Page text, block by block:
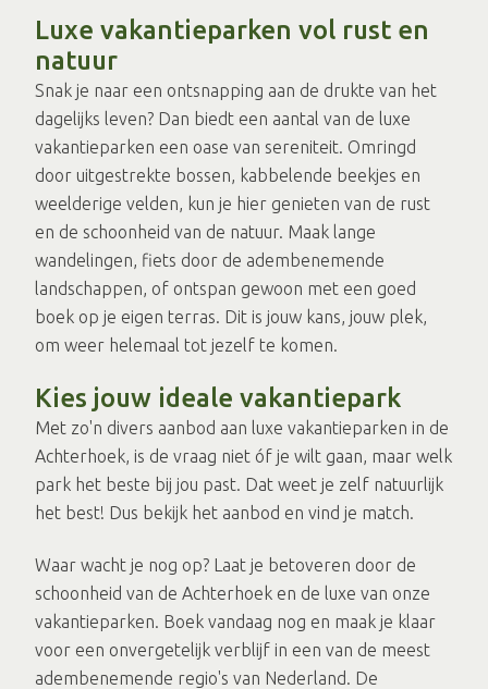
Luxe vakantieparken vol rust en
natuur
Snak je naar een ontsnapping aan de drukte van het
dagelijks leven? Dan biedt een aantal van de luxe
vakantieparken een oase van sereniteit. Omringd
door uitgestrekte bossen, kabbelende beekjes en
weelderige velden, kun je hier genieten van de rust
en de schoonheid van de natuur. Maak lange
wandelingen, fiets door de adembenemende
landschappen, of ontspan gewoon met een goed
boek op je eigen terras. Dit is jouw kans, jouw plek,
om weer helemaal tot jezelf te komen.
Kies jouw ideale vakantiepark
Met zo'n divers aanbod aan luxe vakantieparken in de
Achterhoek, is de vraag niet óf je wilt gaan, maar welk
park het beste bij jou past. Dat weet je zelf natuurlijk
het best! Dus bekijk het aanbod en vind je match.
Waar wacht je nog op? Laat je betoveren door de
schoonheid van de Achterhoek en de luxe van onze
vakantieparken. Boek vandaag nog en maak je klaar
voor een onvergetelijk verblijf in een van de meest
adembenemende regio's van Nederland. De